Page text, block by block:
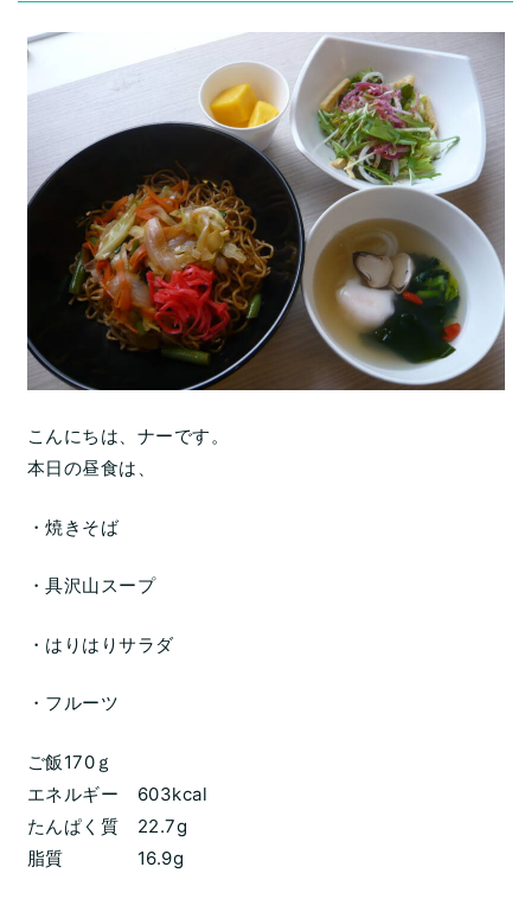
こんにちは、ナーです。
本日の昼食は、
・焼きそば
・具沢山スープ
・はりはりサラダ
・フルーツ
ご飯170ｇ
エネルギー 603kcal
たんぱく質 22.7g
脂質 16.9g